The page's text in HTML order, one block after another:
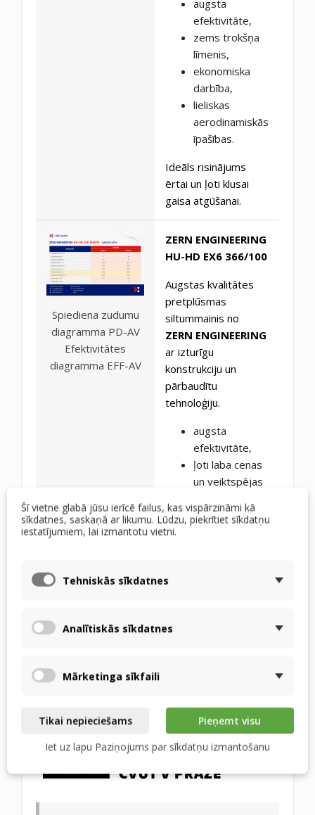
augsta
efektivitāte,
zems trokšņa
līmenis,
ekonomiska
darbība,
lieliskas
aerodinamiskās
īpašības.
Ideāls risinājums
ērtai un ļoti klusai
gaisa atgūšanai.
Spiediena zudumu
diagramma PD-AV
Efektivitātes
diagramma EFF-AV
ZERN ENGINEERING
HU-HD EX6 366/100
Augstas kvalitātes
pretplūsmas
siltummainis no
ZERN ENGINEERING
ar izturīgu
konstrukciju un
pārbaudītu
tehnoloģiju.
augsta
efektivitāte,
ļoti laba cenas
un veiktspējas
mehāniskā
ekonomiskai un
Šī vietne glabā jūsu ierīcē failus, kas vispārzināmi kā
sīkdatnes, saskaņā ar likumu. Lūdzu, piekrītiet sīkdatņu
iestatījumiem, lai izmantotu vietni.
Tehniskās sīkdatnes
Analītiskās sīkdatnes
Mārketinga sīkfaili
Tikai nepieciešams
Pieņemt visu
Iet uz lapu Paziņojums par sīkdatņu izmantošanu